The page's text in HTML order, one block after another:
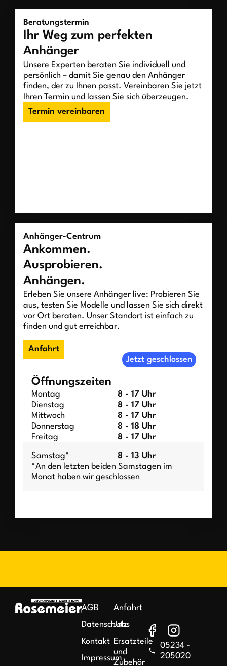
Beratungstermin
Ihr Weg zum perfekten
Anhänger
Unsere Experten beraten Sie individuell und
persönlich – damit Sie genau den Anhänger
finden, der zu Ihnen passt. Vereinbaren Sie jetzt
Ihren Termin und lassen Sie sich überzeugen.
Termin vereinbaren
Anhänger-Centrum
Ankommen.
Ausprobieren.
Anhängen.
Erleben Sie unsere Anhänger live: Probieren Sie
aus, testen Sie Modelle und lassen Sie sich direkt
vor Ort beraten. Unser Standort ist einfach zu
finden und gut erreichbar.
Anfahrt
Jetzt geschlossen
Öffnungszeiten
Montag
8 - 17 Uhr
Dienstag
8 - 17 Uhr
Mittwoch
8 - 17 Uhr
Donnerstag
8 - 18 Uhr
Freitag
8 - 17 Uhr
Samstag*
8 - 13 Uhr
*An den letzten beiden Samstagen im
Monat haben wir geschlossen
AGB
Datenschutz
Kontakt
Impressum
Anfahrt
Jobs
Ersatzteile
und
Zubehör
05234 -
205020